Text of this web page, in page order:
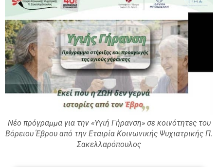
Νέο πρόγραμμα για την «Υγιή Γήρανση» σε κοινότητες του
Βόρειου Έβρου από την Εταιρία Κοινωνικής Ψυχιατρικής Π.
Σακελλαρόπουλος